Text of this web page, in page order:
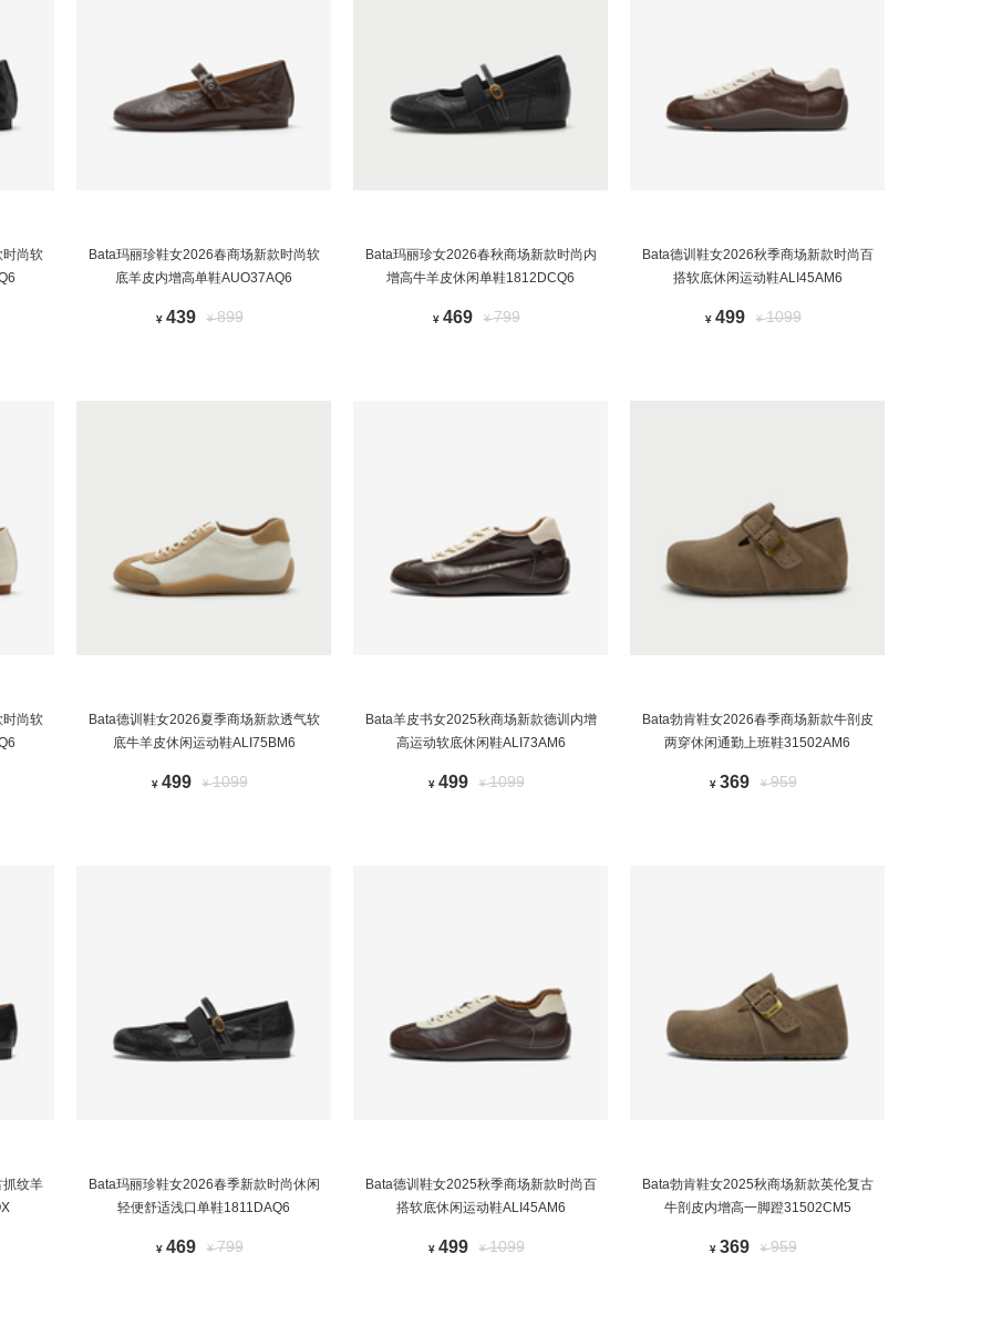
尚软
Bata玛丽珍鞋女2026春商场新款时尚软
底羊皮内增高单鞋AUO37AQ6
¥ 439 ¥899
Bata玛丽珍女2026春秋商场新款时尚内
增高牛羊皮休闲单鞋1812DCQ6
¥ 469 ¥799
Bata德训鞋女2026秋季商场新款时尚百
搭软底休闲运动鞋ALI45AM6
¥ 499 ¥1099
尚软
Bata德训鞋女2026夏季商场新款透气软
底牛羊皮休闲运动鞋ALI75BM6
¥ 499 ¥1099
Bata羊皮书女2025秋商场新款德训内增
高运动软底休闲鞋ALI73AM6
¥ 499 ¥1099
Bata勃肯鞋女2026春季商场新款牛剖皮
两穿休闲通勤上班鞋31502AM6
¥ 369 ¥959
纹羊
Bata玛丽珍鞋女2026春季新款时尚休闲
轻便舒适浅口单鞋1811DAQ6
¥ 469 ¥799
Bata德训鞋女2025秋季商场新款时尚百
搭软底休闲运动鞋ALI45AM6
¥ 499 ¥1099
Bata勃肯鞋女2025秋商场新款英伦复古
牛剖皮内增高一脚蹬31502CM5
¥ 369 ¥959